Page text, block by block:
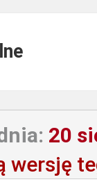
20
wersję